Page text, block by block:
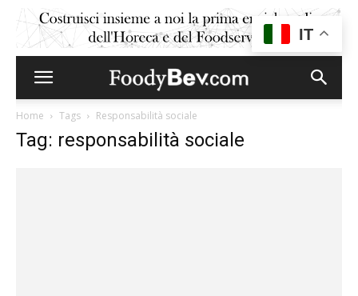
Home Tags Responsabilità sociale
Tag: responsabilità sociale
IT